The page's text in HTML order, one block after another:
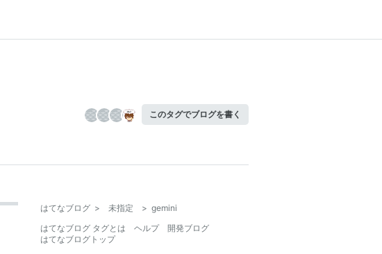
このタグでブログを書く
はてなブログ > 未指定 > gemini
はてなブログ タグとは
ヘルプ
開発ブログ
はてなブログトップ